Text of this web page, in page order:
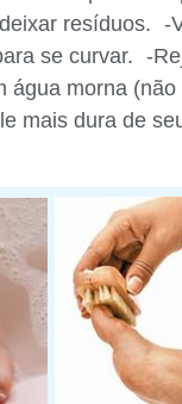
resíduos. -
se curvar. -
água morna
mais dura de